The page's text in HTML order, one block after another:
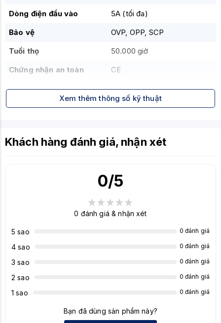
Dòng điện đầu vào
5A (tối đa)
Bảo vệ
OVP, OPP, SCP
Tuổi thọ
50.000 giờ
Chứng nhận an toàn
CE
Xem thêm thông số kỹ thuật
Khách hàng đánh giá, nhận xét
0/5
0 đánh giá & nhận xét
5 sao 0 đánh giá
4 sao 0 đánh giá
3 sao 0 đánh giá
2 sao 0 đánh giá
1 sao 0 đánh giá
Bạn đã dùng sản phẩm này?